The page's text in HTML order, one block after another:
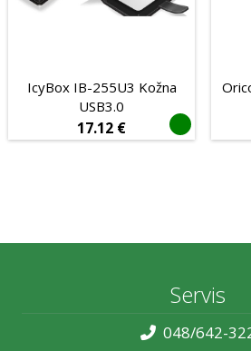
Mrežna oprema
Kablovi i adapteri
Mobiteli i oprema
IcyBox IB-255U3 Kožna
USB3.0
17.12 €
Servis
048/642-